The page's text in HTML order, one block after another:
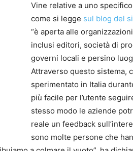
Vine relative a uno
come si legge sul blog del
“è aperta alle
inclusi editori, società di
governi locali e persino
Attraverso questo sistema,
sperimentato in Italia
più facile per l’utente
stesso modo le aziende
reale un feedback
sono molte persone che